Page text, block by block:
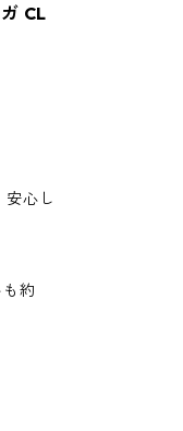
CL
安心し
約